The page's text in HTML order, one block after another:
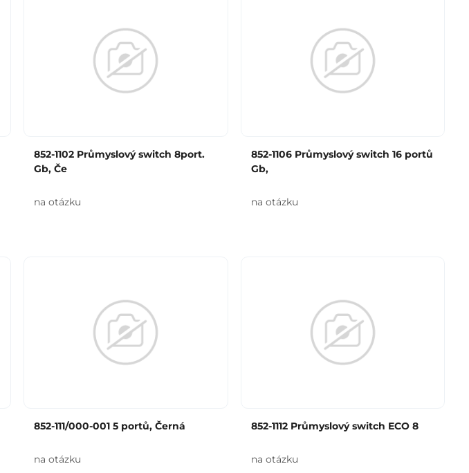
852-1102 Průmyslový switch 8port.
Gb, Če
na otázku
852-1106 Průmyslový switch 16 portů
Gb,
na otázku
852-111/000-001 5 portů, Černá
na otázku
852-1112 Průmyslový switch ECO 8
na otázku